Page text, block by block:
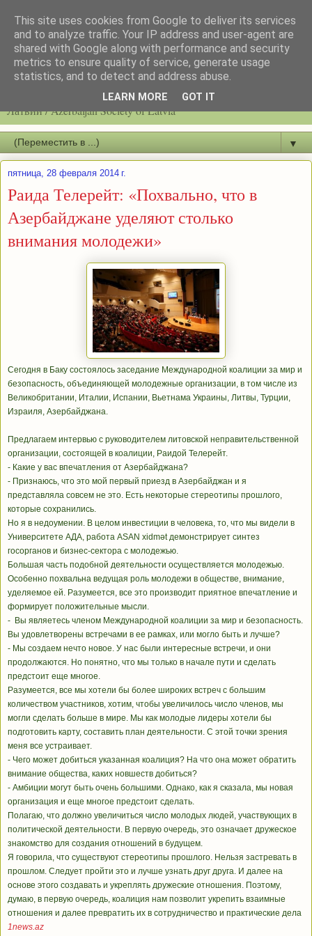
Latvijas azerbaidžāņu biedrību / Общество азербайджанцев
Латвии / Azerbaijan Society of Latvia
▼
пятница, 28 февраля 2014 г.
Раида Телерейт: «Похвально, что в
Азербайджане уделяют столько
внимания молодежи»
Сегодня в Баку состоялось заседание Международной коалиции за мир и
безопасность, объединяющей молодежные организации, в том числе из
Великобритании, Италии, Испании, Вьетнама Украины, Литвы, Турции,
Израиля, Азербайджана.
Предлагаем интервью с руководителем литовской неправительственной
организации, состоящей в коалиции, Раидой Телерейт.
- Какие у вас впечатления от Азербайджана?
- Признаюсь, что это мой первый приезд в Азербайджан и я
представляла совсем не это. Есть некоторые стереотипы прошлого,
которые сохранились.
Но я в недоумении. В целом инвестиции в человека, то, что мы видели в
Университете АДА, работа ASAN xidmət демонстрирует синтез
госорганов и бизнес-сектора с молодежью.
Большая часть подобной деятельности осуществляется молодежью.
Особенно похвальна ведущая роль молодежи в обществе, внимание,
уделяемое ей. Разумеется, все это производит приятное впечатление и
формирует положительные мысли.
- Вы являетесь членом Международной коалиции за мир и безопасность.
Вы удовлетворены встречами в ее рамках, или могло быть и лучше?
- Мы создаем нечто новое. У нас были интересные встречи, и они
продолжаются. Но понятно, что мы только в начале пути и сделать
предстоит еще многое.
Разумеется, все мы хотели бы более широких встреч с большим
количеством участников, хотим, чтобы увеличилось число членов, мы
могли сделать больше в мире. Мы как молодые лидеры хотели бы
подготовить карту, составить план деятельности. С этой точки зрения
меня все устраивает.
- Чего может добиться указанная коалиция? На что она может обратить
внимание общества, каких новшеств добиться?
- Амбиции могут быть очень большими. Однако, как я сказала, мы новая
организация и еще многое предстоит сделать.
Полагаю, что должно увеличиться число молодых людей, участвующих в
политической деятельности. В первую очередь, это означает дружеское
знакомство для создания отношений в будущем.
Я говорила, что существуют стереотипы прошлого. Нельзя застревать в
прошлом. Следует пройти это и лучше узнать друг друга. И далее на
основе этого создавать и укреплять дружеские отношения. Поэтому,
думаю, в первую очередь, коалиция нам позволит укрепить взаимные
отношения и далее превратить их в сотрудничество и практические дела
1news.az
This site uses cookies from Google to deliver its services
and to analyze traffic. Your IP address and user-agent are
shared with Google along with performance and security
metrics to ensure quality of service, generate usage
statistics, and to detect and address abuse.
LEARN MORE GOT IT